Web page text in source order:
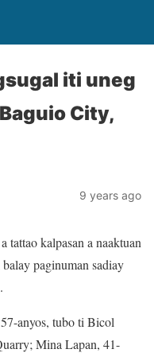
iti uneg
City,
9 years ago
kalpasan a naaktuan
paginuman sadiay
anyos, tubo ti Bicol
Mina Lapan, 41-